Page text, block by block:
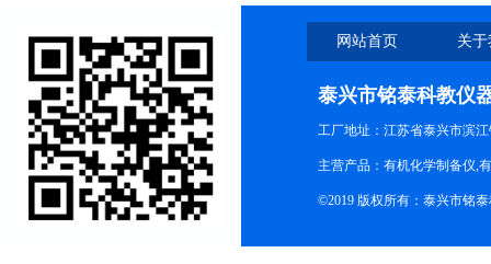
网站首页 关
泰兴市铭泰科教仪
工厂地址：江苏省泰兴市滨
主营产品：有机化学制备仪,
©2019 版权所有：泰兴市铭